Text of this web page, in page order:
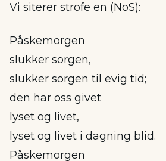
Vi siterer strofe en (NoS):
Påskemorgen
slukker sorgen,
slukker sorgen til evig tid;
den har oss givet
lyset og livet,
lyset og livet i dagning blid.
Påskemorgen